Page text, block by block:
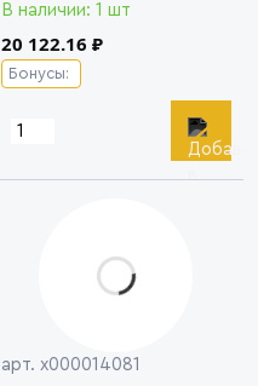
В наличии: 1 шт
20 122.16 ₽
Бонусы:
арт. х000014081